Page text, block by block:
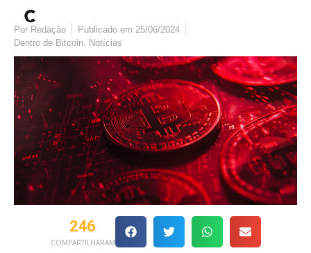
Por Redação Publicado em 25/06/2024
Dentro de Bitcoin, Notícias
COMPARTILHARAM
246